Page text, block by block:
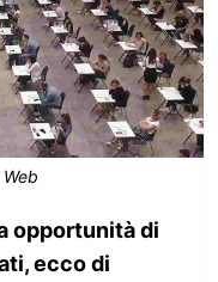
opportunità di
ecco di